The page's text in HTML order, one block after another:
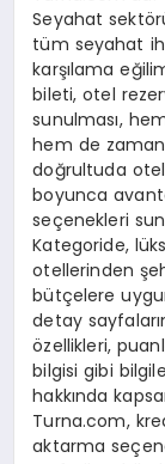
Seyahat
tüm seyahat
karşılama
bileti, otel
sunulması,
hem de zaman
doğrultuda
boyunca
seçenekleri
Kategoride,
otellerinden
bütçelere
detay
özellikleri,
bilgisi gibi
hakkında
Turna.com,
aktarma